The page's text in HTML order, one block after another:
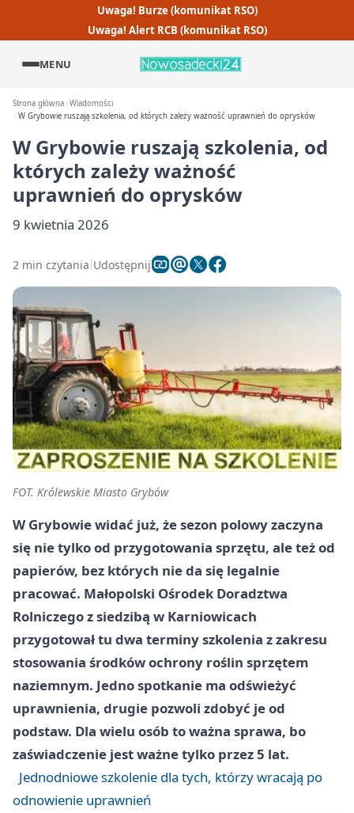
Uwaga! Burze (komunikat RSO)
Uwaga! Alert RCB (komunikat RSO)
MENU
Strona główna Wiadomości
W Grybowie ruszają szkolenia, od których zależy ważność uprawnień do oprysków
W Grybowie ruszają szkolenia, od
których zależy ważność
uprawnień do oprysków
9 kwietnia 2026
2 min czytania Udostępnij
FOT. Królewskie Miasto Grybów
W Grybowie widać już, że sezon polowy zaczyna
się nie tylko od przygotowania sprzętu, ale też od
papierów, bez których nie da się legalnie
pracować. Małopolski Ośrodek Doradztwa
Rolniczego z siedzibą w Karniowicach
przygotował tu dwa terminy szkolenia z zakresu
stosowania środków ochrony roślin sprzętem
naziemnym. Jedno spotkanie ma odświeżyć
uprawnienia, drugie pozwoli zdobyć je od
podstaw. Dla wielu osób to ważna sprawa, bo
zaświadczenie jest ważne tylko przez 5 lat.
Jednodniowe szkolenie dla tych, którzy wracają po
odnowienie uprawnień